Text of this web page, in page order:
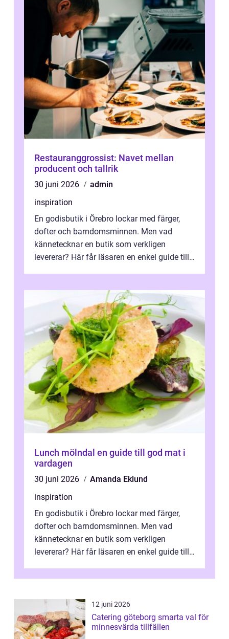
Restauranggrossist: Navet mellan
producent och tallrik
30 juni 2026
admin
inspiration
En godisbutik i Örebro lockar med färger,
dofter och barndomsminnen. Men vad
kännetecknar en butik som verkligen
levererar? Här får läsaren en enkel guide till
Lunch mölndal en guide till god mat i
vardagen
30 juni 2026
Amanda Eklund
inspiration
En godisbutik i Örebro lockar med färger,
dofter och barndomsminnen. Men vad
kännetecknar en butik som verkligen
levererar? Här får läsaren en enkel guide till
12 juni 2026
Catering göteborg smarta val för
minnesvärda tillfällen